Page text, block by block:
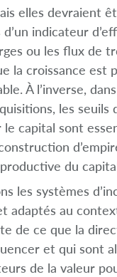
elles devraient
indicateur
ou les flux de
la croissance est
À l’inverse,
les seuils
capital sont
du
les systèmes
adaptés au
de ce que la
et qui sont
de la valeur